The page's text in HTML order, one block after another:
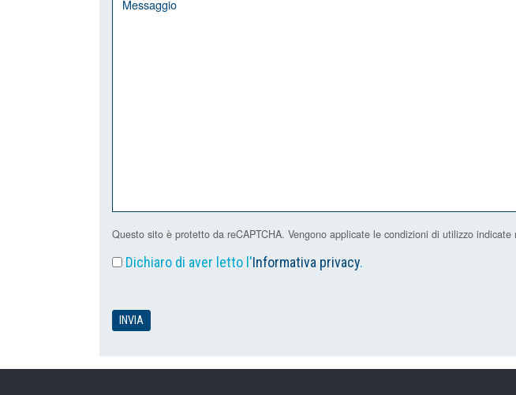
Questo sito è protetto da reCAPTCHA. Vengono applicate le condizioni di utilizzo indicate
Dichiaro di aver letto l'Informativa privacy.